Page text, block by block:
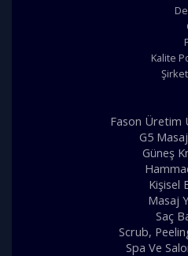
Kalite
Fason Üretim
G5
Güneş
Kişisel
Masaj
Saç
Scrub,
Spa Ve